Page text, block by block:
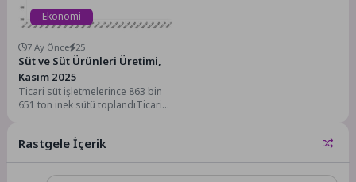
Ekonomi
7 Ay Önce 25
Süt ve Süt Ürünleri Üretimi,
Kasım 2025
Ticari süt işletmelerince 863 bin
651 ton inek sütü toplandıTicari
Rastgele İçerik